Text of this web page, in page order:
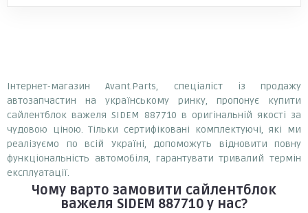
Інтернет-магазин Avant.Parts, спеціаліст із продажу
автозапчастин на українському ринку, пропонує купити
сайлентблок важеля SIDEM 887710 в оригінальній якості за
чудовою ціною. Тільки сертифіковані комплектуючі, які ми
реалізуємо по всій Україні, допоможуть відновити повну
функціональність автомобіля, гарантувати тривалий термін
експлуатації.
Чому варто замовити сайлентблок
важеля SIDEM 887710 у нас?